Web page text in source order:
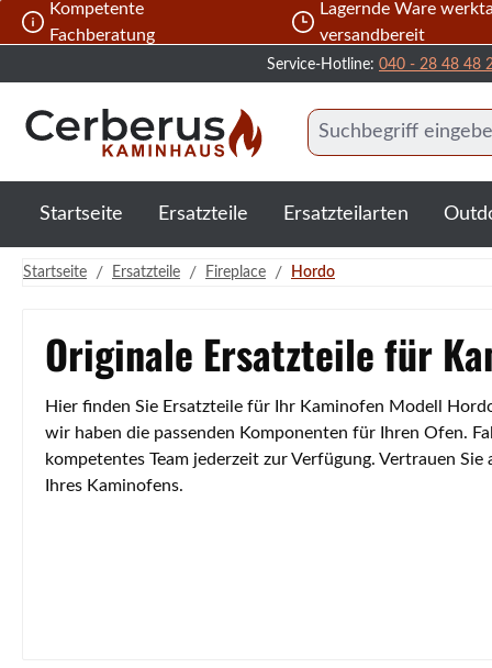
Hauptinhalt springen
Zur Suche springen
Zur Hauptnavigation springen
Kompetente
Fachberatung
Lagernde Ware
versandbereit
Service-Hotline: 040 - 28 48 48
Startseite Ersatzteile Ersatzteilarten
Startseite / Ersatzteile / Fireplace / Hordo
Originale Ersatzteile für
Hier finden Sie Ersatzteile für Ihr Kaminofen Modell
wir haben die passenden Komponenten für Ihren Ofen.
kompetentes Team jederzeit zur Verfügung. Vertrauen Sie
Ihres Kaminofens.